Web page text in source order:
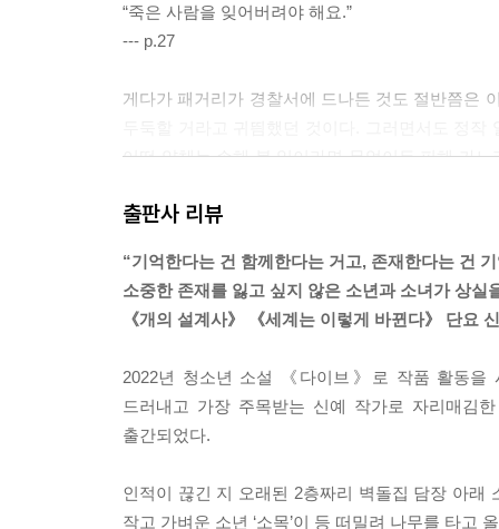
“죽은 사람을 잊어버려야 해요.”
--- p.27
게다가 패거리가 경찰서에 드나든 것도 절반쯤은
어떤 얌체는 손해 볼 일이라면 무엇이든 피해 가
--- pp.43~44
소목이 잠자코 신발을 벗자 나울은 창턱을 넘어
세제인지 향수인지는 모르겠지만 사방에서 버베
천국으로 옮겨진 기분이었다. 새하얀 잠옷과 베갯
그러니까 죽은 이를 잊는다는 것은 함께했던 시간
가깝다. 부패한 시체가 뼈다귀로 변하듯이, 현존
--- p.84
출판사 리뷰
“기억한다는 건 함께한다는 거고, 존재한다는 건
소중한 존재를 잃고 싶지 않은 소년과 소녀가 상실
《개의 설계사》 《세계는 이렇게 바뀐다》 단요
2022년 청소년 소설 《다이브》로 작품 활동을
드러내고 가장 주목받는 신예 작가로 자리매김
출간되었다.
인적이 끊긴 지 오래된 2층짜리 벽돌집 담장 아래
작고 가벼운 소년 ‘소목’이 등 떠밀려 나무를 타고